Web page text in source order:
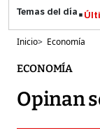
Inicio> Economía
ECONOMÍA
Opinan